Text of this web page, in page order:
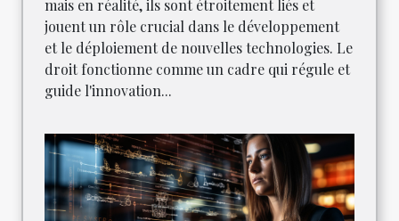
mais en réalité, ils sont étroitement liés et
jouent un rôle crucial dans le développement
et le déploiement de nouvelles technologies. Le
droit fonctionne comme un cadre qui régule et
guide l'innovation...